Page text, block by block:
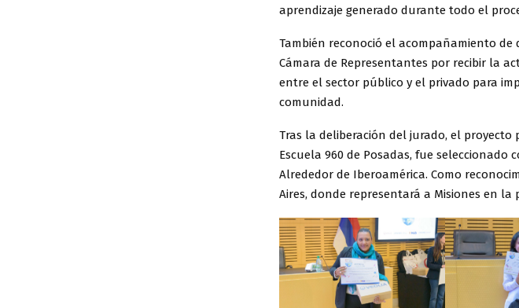
aprendizaje generado durante todo el
También reconoció el acompañamiento de
Cámara de Representantes por recibir la
entre el sector público y el privado para
comunidad.
Tras la deliberación del jurado, el
Escuela 960 de Posadas, fue
Alrededor de Iberoamérica. Como
Aires, donde representará a Misiones en